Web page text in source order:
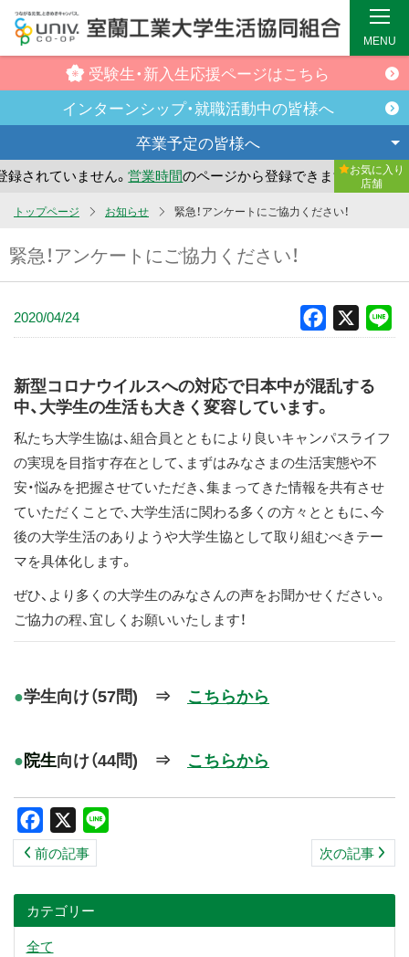
ン
コ
受験生・新入生応援ページはこちら
インターンシップ・就職活動中の皆様へ
卒業予定の皆様へ
れていません。営業時間のページから登録できます。 ま
お気に入り
店舗
MENU
トップページ お知らせ 緊急！アンケートにご協力ください！
緊急！アンケートにご協力ください！
2020/04/24 Facebook
新型コロナウイルスへの対応で日本中が混乱する
中、大学生の生活も大きく変容しています。
私たち大学生協は、組合員とともにより良いキャンパスライフ
の実現を目指す存在として、まずはみなさまの生活実態や不
安・悩みを把握させていただき、集まってきた情報を共有させ
ていただくことで、大学生活に関わる多くの方々とともに、今
後の大学生活のありようや大学生協として取り組むべきテー
マを具体化します。
ぜひ、より多くの大学生のみなさんの声をお聞かせください。
ご協力の程、宜しくお願いいたします！
●学生向け（57問) ⇒ こちらから
●院生向け（44問) ⇒ こちらから
Facebook
前の記事 次の記事
カテゴリー
全て